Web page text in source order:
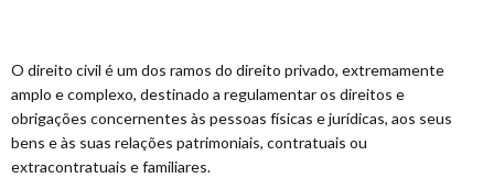
O direito civil é um dos ramos do direito privado, extremamente
amplo e complexo, destinado a regulamentar os direitos e
obrigações concernentes às pessoas físicas e jurídicas, aos seus
bens e às suas relações patrimoniais, contratuais ou
extracontratuais e familiares.